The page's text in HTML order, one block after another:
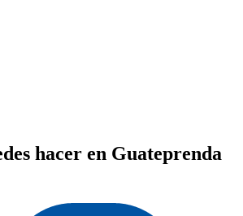
hacer en Guateprenda